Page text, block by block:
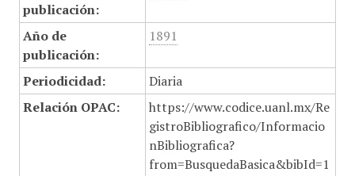
publicación:
Año de
publicación:
1891
Periodicidad:
Diaria
Relación OPAC:
https://www.codice.uanl.mx/Re
gistroBibliografico/Informacio
nBibliografica?
from=BusquedaBasica&bibId=1